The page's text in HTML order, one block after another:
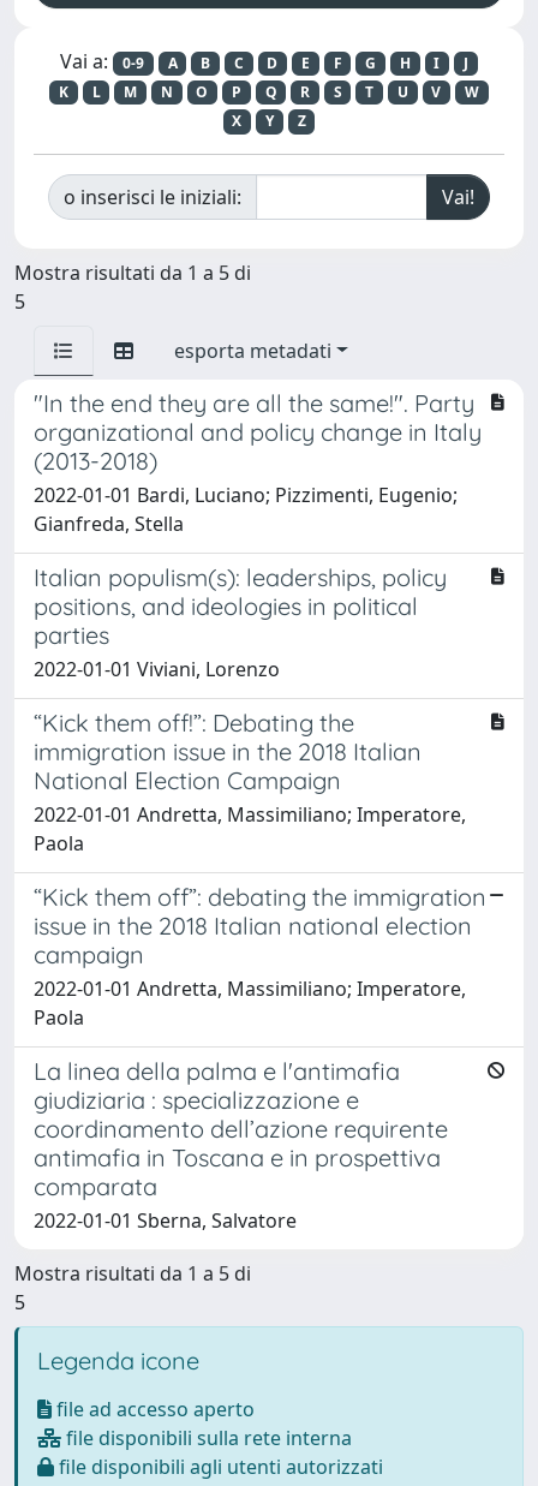
Vai a: 0-9 A B C D E F G H I
J
K
L M N O P Q R S T U V
W
X
Y Z
o inserisci le iniziali:
Mostra risultati da 1 a 5 di
5
esporta metadati
"In the end they are all the same!". Party
organizational and policy change in Italy
(2013-2018)
2022-01-01 Bardi, Luciano; Pizzimenti, Eugenio;
Gianfreda, Stella
Italian populism(s): leaderships, policy
positions, and ideologies in political
parties
2022-01-01 Viviani, Lorenzo
“Kick them off!”: Debating the
immigration issue in the 2018 Italian
National Election Campaign
2022-01-01 Andretta, Massimiliano; Imperatore,
Paola
“Kick them off”: debating the immigration
issue in the 2018 Italian national election
campaign
2022-01-01 Andretta, Massimiliano; Imperatore,
Paola
La linea della palma e l'antimafia
giudiziaria : specializzazione e
coordinamento dell’azione requirente
antimafia in Toscana e in prospettiva
comparata
2022-01-01 Sberna, Salvatore
Mostra risultati da 1 a 5 di
5
Legenda icone
file ad accesso aperto
file disponibili sulla rete interna
file disponibili agli utenti autorizzati